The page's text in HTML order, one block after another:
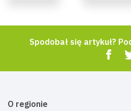
Spodobał się artykuł?
O regionie